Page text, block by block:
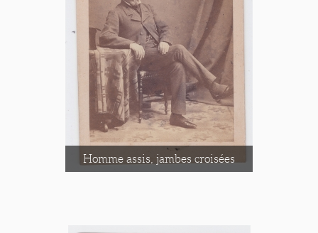
Homme assis, jambes croisées